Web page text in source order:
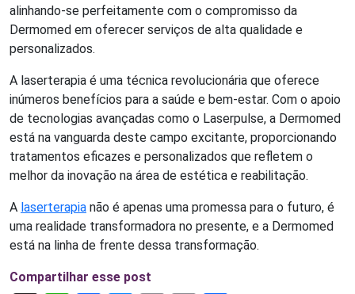
alinhando-se perfeitamente com o compromisso da
Dermomed em oferecer serviços de alta qualidade e
personalizados.
A laserterapia é uma técnica revolucionária que oferece
inúmeros benefícios para a saúde e bem-estar. Com o apoio
de tecnologias avançadas como o Laserpulse, a Dermomed
está na vanguarda deste campo excitante, proporcionando
tratamentos eficazes e personalizados que refletem o
melhor da inovação na área de estética e reabilitação.
A laserterapia não é apenas uma promessa para o futuro, é
uma realidade transformadora no presente, e a Dermomed
está na linha de frente dessa transformação.
Compartilhar esse post